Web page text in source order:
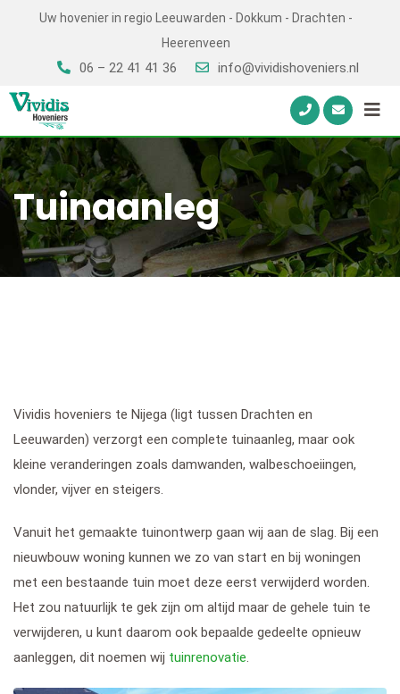
Uw hovenier in regio Leeuwarden - Dokkum - Drachten -
Heerenveen
06 – 22 41 41 36 info@vividishoveniers.nl
Tuinaanleg
Vividis hoveniers te Nijega (ligt tussen Drachten en
Leeuwarden) verzorgt een complete tuinaanleg, maar ook
kleine veranderingen zoals damwanden, walbeschoeiingen,
vlonder, vijver en steigers.
Vanuit het gemaakte tuinontwerp gaan wij aan de slag. Bij een
nieuwbouw woning kunnen we zo van start en bij woningen
met een bestaande tuin moet deze eerst verwijderd worden.
Het zou natuurlijk te gek zijn om altijd maar de gehele tuin te
verwijderen, u kunt daarom ook bepaalde gedeelte opnieuw
aanleggen, dit noemen wij tuinrenovatie.